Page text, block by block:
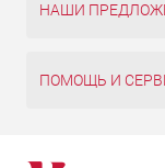
НАШИ
ПОМОЩЬ И